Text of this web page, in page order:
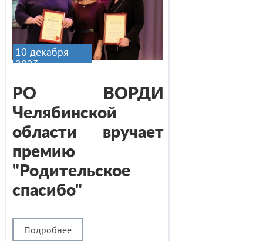
Подробнее
РО ВОРДИ
Челябинской
области вручает
премию
"Родительское
спасибо"
10 декабря
2023